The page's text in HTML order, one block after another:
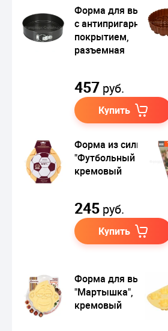
Форма для выпечки
с антипригарным
покрытием,
разъемная
457 руб.
Купить
Форма из силикона
"Футбольный мяч",
кремовый
245 руб.
Купить
Форма для выпечки
"Мартышка",
кремовый